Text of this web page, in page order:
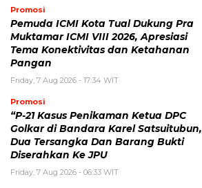
Promosi
Pemuda ICMI Kota Tual Dukung Pra
Muktamar ICMI VIII 2026, Apresiasi
Tema Konektivitas dan Ketahanan
Pangan
Friday, 7 Aug 2026 - 17:34 WIT
Promosi
“P-21 Kasus Penikaman Ketua DPC
Golkar di Bandara Karel Satsuitubun,
Dua Tersangka Dan Barang Bukti
Diserahkan Ke JPU
Friday, 7 Aug 2026 - 06:33 WIT